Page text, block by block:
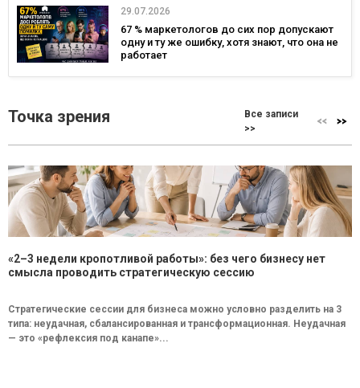
29.07.2026
67 % маркетологов до сих пор допускают
одну и ту же ошибку, хотя знают, что она не
работает
Точка зрения
Все записи
>>
«2–3 недели кропотливой работы»: без чего бизнесу нет
смысла проводить стратегическую сессию
Стратегические сессии для бизнеса можно условно разделить на 3
типа: неудачная, сбалансированная и трансформационная. Неудачная
— это «рефлексия под канапе»...